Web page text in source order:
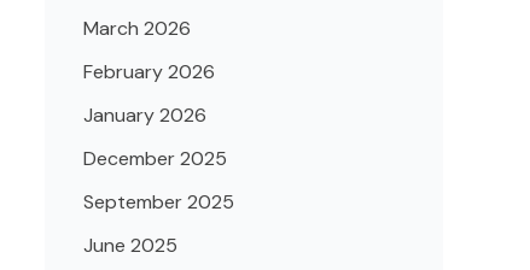
March 2026
February 2026
January 2026
December 2025
September 2025
June 2025